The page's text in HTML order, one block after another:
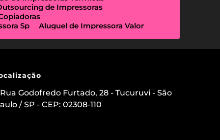
de Impressoras
Sp
Aluguel de Impressora Valor
Manutenção de Impressora
e Locação de Impressoras
de Scanner de Mesa
Aluguel de Etiquetadora
para Clínicas Médicas
Impressoras
Rua Godofredo Furtado, 28 - Tucuruvi - São
/ SP - CEP: 02308-110